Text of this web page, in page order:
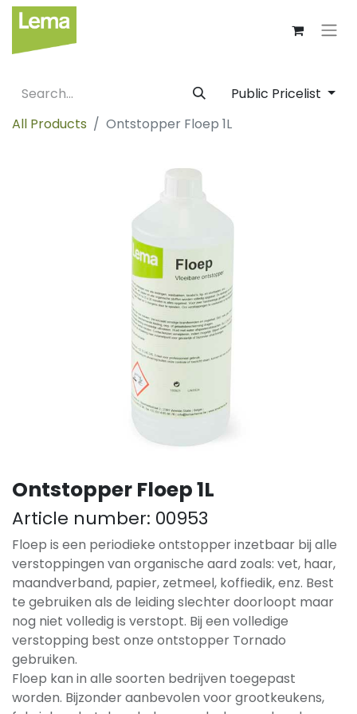
Public Pricelist
All Products
Ontstopper Floep 1L
Ontstopper Floep 1L
Article number: 00953
Floep is een periodieke ontstopper inzetbaar bij alle
verstoppingen van organische aard zoals: vet, haar,
maandverband, papier, zetmeel, koffiedik, enz. Best
te gebruiken als de leiding slechter doorloopt maar
nog niet volledig is verstopt. Bij een volledige
verstopping best onze ontstopper Tornado
gebruiken.
Floep kan in alle soorten bedrijven toegepast
worden. Bijzonder aanbevolen voor grootkeukens,